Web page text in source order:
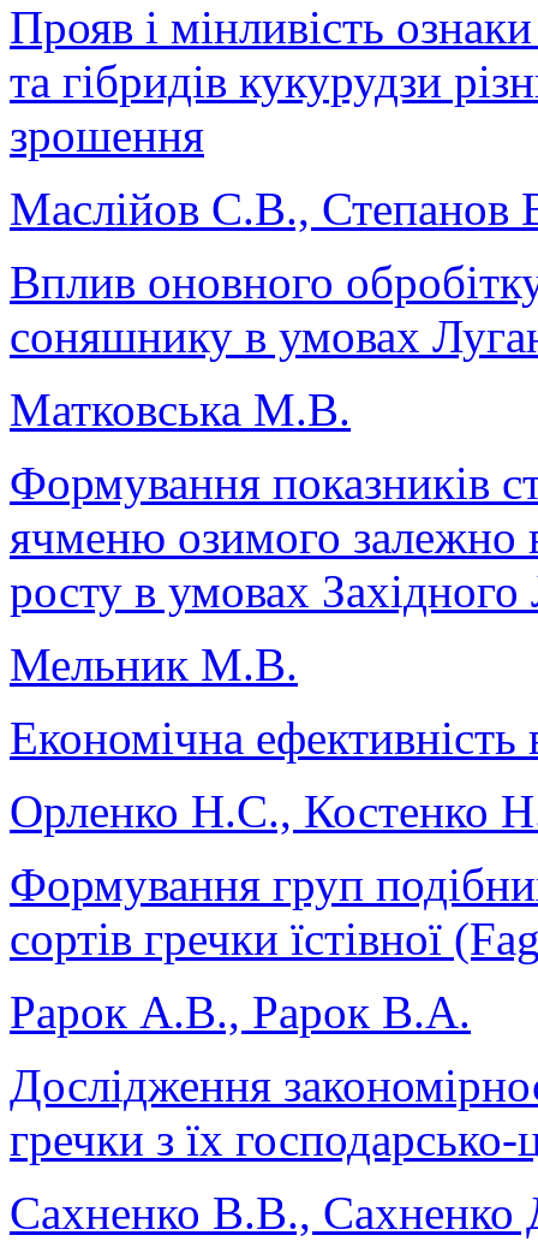
Прояв і мінливість
та гібридів кукурудзи
зрошення
Маслійов С.В., Степанов
Вплив оновного
соняшнику в умовах
Матковська М.В.
Формування показників
ячменю озимого залежно
росту в умовах Західного
Мельник М.В.
Економічна
Орленко Н.С., Костенко
Формування груп
сортів гречки їстівної
Рарок А.В., Рарок В.А.
Дослідження
гречки з їх
Сахненко В.В., Сахненко